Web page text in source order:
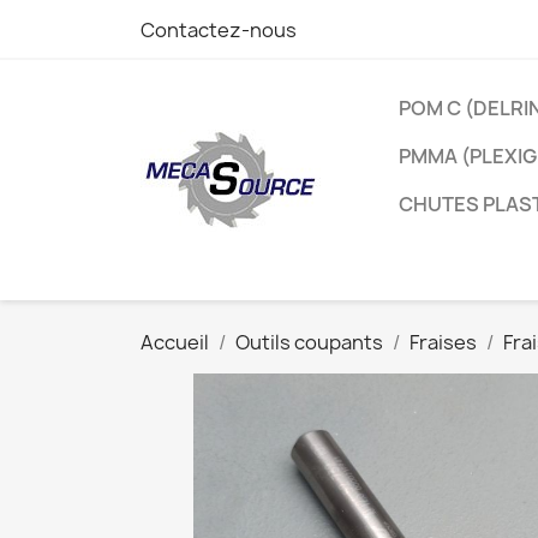
Contactez-nous
POM C
PMMA
CHUTES
Accueil Outils coupants Fraises